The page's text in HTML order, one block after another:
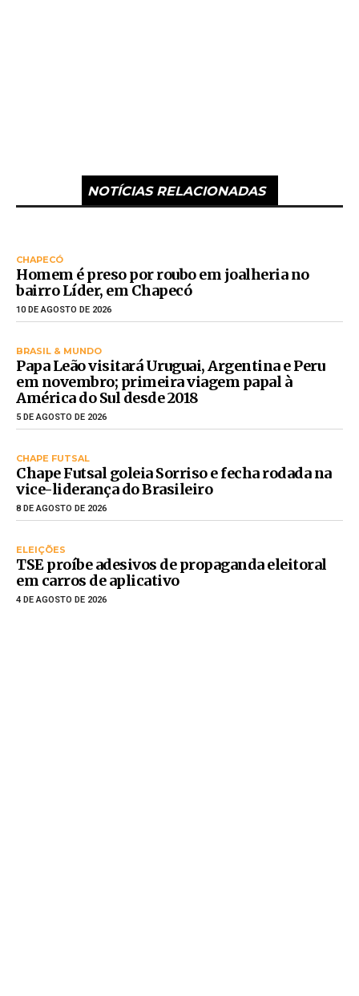
NOTÍCIAS RELACIONADAS
CHAPECÓ
Homem é preso por roubo em joalheria no
bairro Líder, em Chapecó
10 DE AGOSTO DE 2026
BRASIL & MUNDO
Papa Leão visitará Uruguai, Argentina e Peru
em novembro; primeira viagem papal à
América do Sul desde 2018
5 DE AGOSTO DE 2026
CHAPE FUTSAL
Chape Futsal goleia Sorriso e fecha rodada na
vice-liderança do Brasileiro
8 DE AGOSTO DE 2026
ELEIÇÕES
TSE proíbe adesivos de propaganda eleitoral
em carros de aplicativo
4 DE AGOSTO DE 2026